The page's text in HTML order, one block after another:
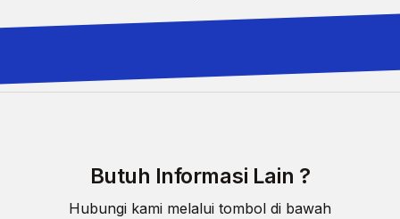
Butuh Informasi Lain ?
Hubungi kami melalui tombol di bawah